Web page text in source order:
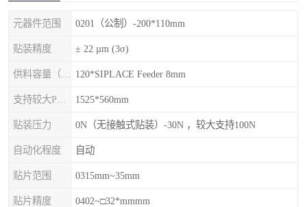
元器件范围 0201（公制）-200*110mm
贴装精度 ± 22 µm (3σ)
120*SIPLACE Feeder 8mm
1525*560mm
贴装压力 0N（无接触式贴装）-30N ，较大支持100N
自动化程度 自动
贴片范围 0315mm~35mm
贴片精度 0402~□32*mmmm